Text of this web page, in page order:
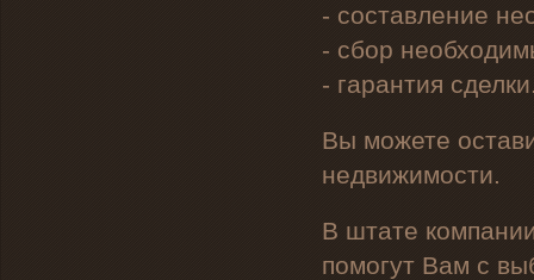
- составление
- сбор
- гарантия
Вы можете
недвижимости.
В штате
помогут Вам с